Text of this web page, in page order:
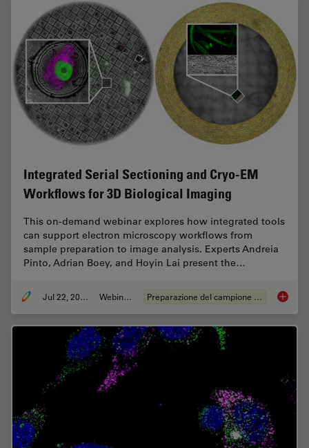
Integrated Serial Sectioning and Cryo-EM
Workflows for 3D Biological Imaging
This on-demand webinar explores how integrated tools
can support electron microscopy workflows from
sample preparation to image analysis. Experts Andreia
Pinto, Adrian Boey, and Hoyin Lai present the…
Jul 22, 2025 Webinar: Preparazione del campione EM